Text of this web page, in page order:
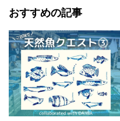
おすすめの記事